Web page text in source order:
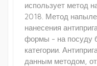
использует метод
2018. Метод
нанесения
формы - на посуду
категории.
данным методом,